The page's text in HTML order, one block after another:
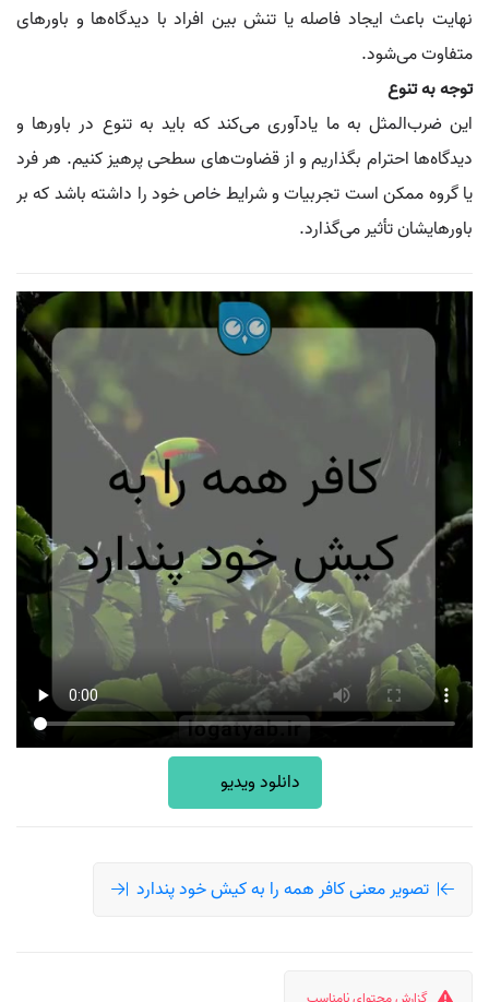
نهایت باعث ایجاد فاصله یا تنش بین افراد با دیدگاه‌ها و باورهای
متفاوت می‌شود.
توجه به تنوع
این ضرب‌المثل به ما یادآوری می‌کند که باید به تنوع در باورها و
دیدگاه‌ها احترام بگذاریم و از قضاوت‌های سطحی پرهیز کنیم. هر فرد
یا گروه ممکن است تجربیات و شرایط خاص خود را داشته باشد که بر
باورهایشان تأثیر می‌گذارد.
دانلود ویدیو
تصویر معنی کافر همه را به کیش خود پندارد